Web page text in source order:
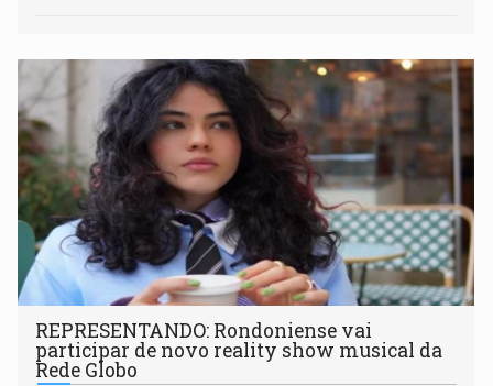
REPRESENTANDO: Rondoniense vai
participar de novo reality show musical da
Rede Globo